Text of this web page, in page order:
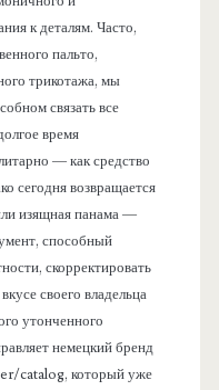
к деталям. Часто,
пальто,
трикотажа, мы
связать все
время
— как средство
сегодня возвращается
изящная панама —
способный
скорректировать
своего владельца
утонченного
немецкий бренд
catalog, который уже